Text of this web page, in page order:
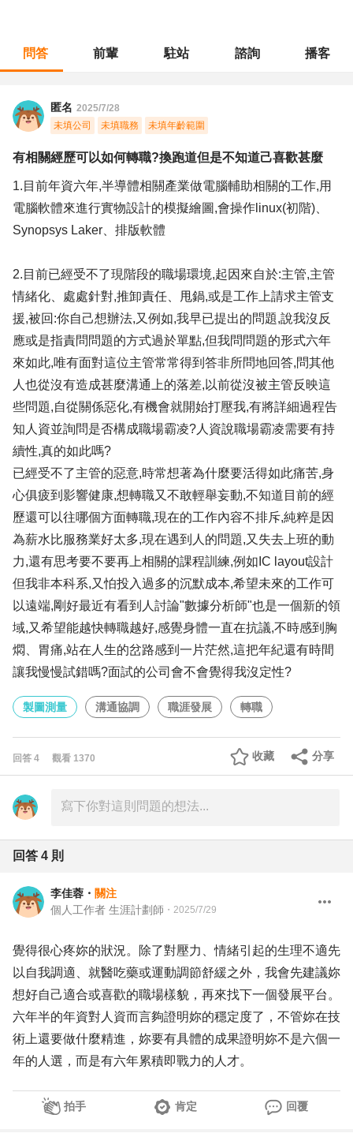
問答 前輩 駐站 諮詢 播客
匿名 2025/7/28
未填公司
未填職務 未填年齡範圍
有相關經歷可以如何轉職?換跑道但是不知道己喜歡甚麼
1.目前年資六年,半導體相關產業做電腦輔助相關的工作,用
電腦軟體來進行實物設計的模擬繪圖,會操作linux(初階)、
Synopsys Laker、排版軟體
2.目前已經受不了現階段的職場環境,起因來自於:主管,主管
情緒化、處處針對,推卸責任、甩鍋,或是工作上請求主管支
援,被回:你自己想辦法,又例如,我早已提出的問題,說我沒反
應或是指責問問題的方式過於單點,但我問問題的形式六年
來如此,唯有面對這位主管常常得到答非所問地回答,問其他
人也從沒有造成甚麼溝通上的落差,以前從沒被主管反映這
些問題,自從關係惡化,有機會就開始打壓我,有將詳細過程告
知人資並詢問是否構成職場霸凌?人資說職場霸凌需要有持
續性,真的如此嗎?
已經受不了主管的惡意,時常想著為什麼要活得如此痛苦,身
心俱疲到影響健康,想轉職又不敢輕舉妄動,不知道目前的經
歷還可以往哪個方面轉職,現在的工作內容不排斥,純粹是因
為薪水比服務業好太多,現在遇到人的問題,又失去上班的動
力,還有思考要不要再上相關的課程訓練,例如IC layout設計
但我非本科系,又怕投入過多的沉默成本,希望未來的工作可
以遠端,剛好最近有看到人討論"數據分析師"也是一個新的領
域,又希望能越快轉職越好,感覺身體一直在抗議,不時感到胸
燜、胃痛,站在人生的岔路感到一片茫然,這把年紀還有時間
讓我慢慢試錯嗎?面試的公司會不會覺得我沒定性?
製圖測量 溝通協調 職涯發展 轉職
回答 4 觀看 1370 分享
收藏
回答 4 則
李佳蓉 ・ 關注
個人工作者 生涯計劃師 ・ 2025/7/29
覺得很心疼妳的狀況。除了對壓力、情緒引起的生理不適先
以自我調適、就醫吃藥或運動調節舒緩之外，我會先建議妳
想好自己適合或喜歡的職場樣貌，再來找下一個發展平台。
六年半的年資對人資而言夠證明妳的穩定度了，不管妳在技
術上還要做什麼精進，妳要有具體的成果證明妳不是六個一
年的人選，而是有六年累積即戰力的人才。
拍手 肯定 回覆